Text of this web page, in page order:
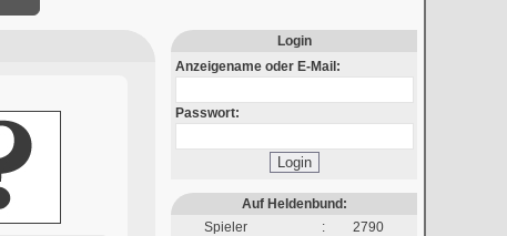
Login
Anzeigename oder E-Mail:
Passwort:
Login
Auf Heldenbund:
Spieler
:
2790